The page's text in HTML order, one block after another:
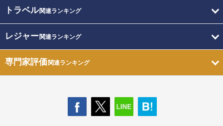
トラベル関連ランキング
レジャー関連ランキング
専門家評価関連ランキング